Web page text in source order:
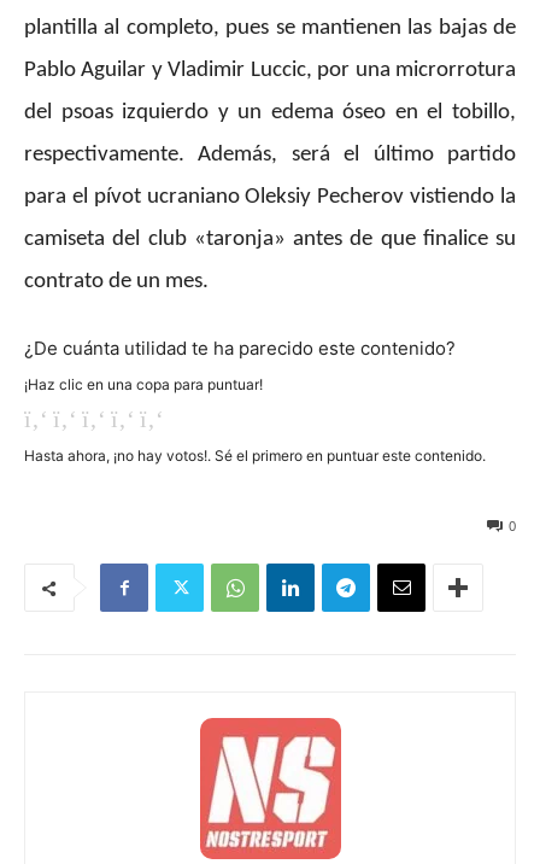
plantilla al completo, pues se mantienen las bajas de
Pablo Aguilar y Vladimir Luccic, por una microrrotura
del psoas izquierdo y un edema óseo en el tobillo,
respectivamente. Además, será el último partido
para el pívot ucraniano Oleksiy Pecherov vistiendo la
camiseta del club «taronja» antes de que finalice su
contrato de un mes.
¿De cuánta utilidad te ha parecido este contenido?
¡Haz clic en una copa para puntuar!
Hasta ahora, ¡no hay votos!. Sé el primero en puntuar este contenido.
0